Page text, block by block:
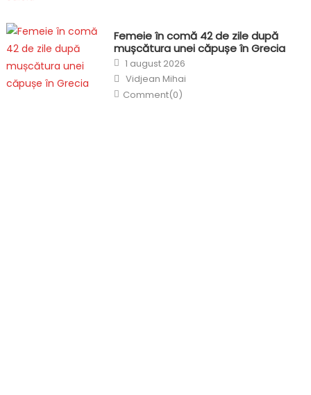
Femeie în comă 42 de zile după
mușcătura unei căpușe în Grecia
Posted
on
1 august 2026
Author
Vidjean Mihai
Comment(0)